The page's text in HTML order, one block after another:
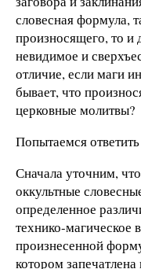
словесная формула,
произносящего, то и
невидимое и
отличие, если маги
бывает, что
церковные молитвы?
Попытаемся
Сначала уточним,
оккультные
определенное
технико-магическое
произнесенной
котором